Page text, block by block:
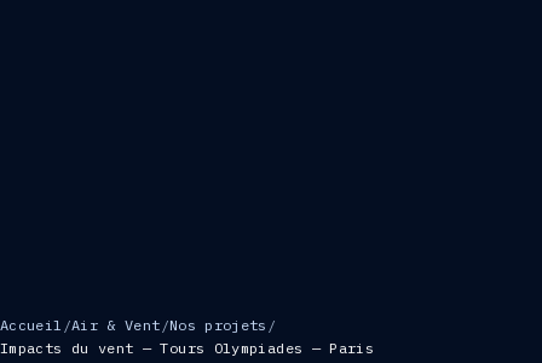
Accueil /Air & Vent /Nos projets /
Impacts du vent — Tours Olympiades — Paris